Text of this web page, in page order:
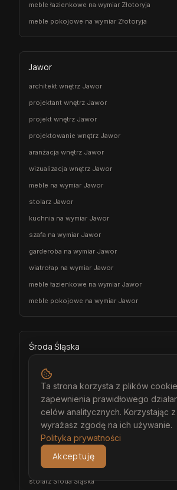
meble łazienkowe na wymiar Złotoryja
meble pokojowe na wymiar Złotoryja
Jawor
architekt wnętrz Jawor
projektant wnętrz Jawor
projekt wnętrz Jawor
projektowanie wnętrz Jawor
aranżacja wnętrz Jawor
wizualizacja wnętrz Jawor
meble na wymiar Jawor
stolarz Jawor
kuchnia na wymiar Jawor
szafa na wymiar Jawor
garderoba na wymiar Jawor
wiatrołap na wymiar Jawor
meble łazienkowe na wymiar Jawor
meble pokojowe na wymiar Jawor
Środa Śląska
projektant wnętrz Środa Śląska
projekt wnętrz Środa Śląska
projektowanie wnętrz Środa Śląska
aranżacja wnętrz Środa Śląska
wizualizacja wnętrz Środa Śląska
meble na wymiar Środa Śląska
stolarz Środa Śląska
Ta strona korzysta z plików
zapewnienia prawidłowego
celów analitycznych. Korzystając z
wyrażasz zgodę na ich używanie.
Polityka prywatności
Akceptuję